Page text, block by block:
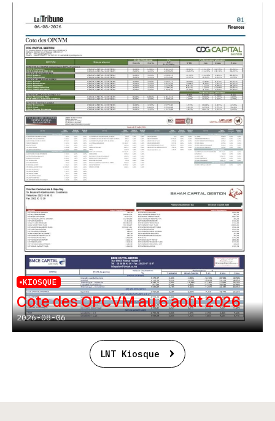
KIOSQUE
Cote des OPCVM au 6 août 2026
2026-08-06
LNT Kiosque